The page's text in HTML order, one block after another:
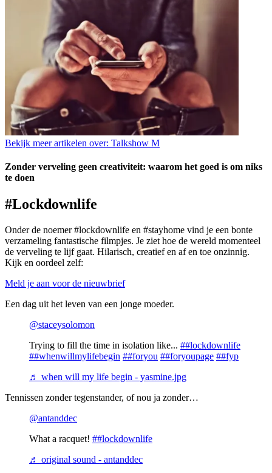
Bekijk meer artikelen over: Talkshow M
Zonder verveling geen creativiteit: waarom het goed is om niks
te doen
#Lockdownlife
Onder de noemer #lockdownlife en #stayhome vind je een bonte
verzameling fantastische filmpjes. Je ziet hoe de wereld momenteel
de verveling te lijf gaat. Hilarisch, creatief en af en toe onzinnig.
Kijk en oordeel zelf:
Meld je aan voor de nieuwbrief
Een dag uit het leven van een jonge moeder.
@staceysolomon
Trying to fill the time in isolation like... ##lockdownlife
##whenwillmylifebegin ##foryou ##foryoupage ##fyp
♬ when will my life begin - yasmine.jpg
Tennissen zonder tegenstander, of nou ja zonder…
@antanddec
What a racquet! ##lockdownlife
♬ original sound - antanddec